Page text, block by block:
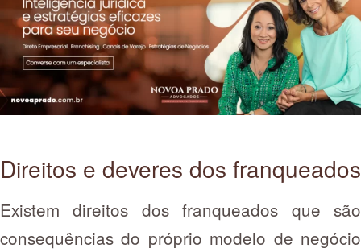
Direitos e deveres dos franqueados
Existem direitos dos franqueados que são
consequências do próprio modelo de negócio